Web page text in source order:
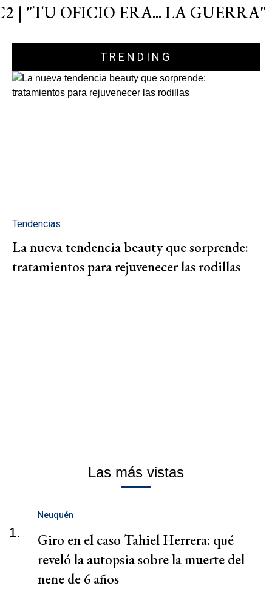
| "TU OFICIO ERA... LA GUERRA"
TRENDING
Tendencias
La nueva tendencia beauty que sorprende:
tratamientos para rejuvenecer las rodillas
Las más vistas
1.
Neuquén
Giro en el caso Tahiel Herrera: qué
reveló la autopsia sobre la muerte del
nene de 6 años